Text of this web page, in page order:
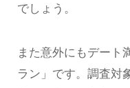
でしょう。
また意外にもデート
ラン」です。調査対